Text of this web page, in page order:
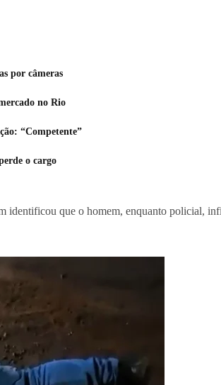
por câmeras
no Rio
“Competente”
o cargo
identificou que o homem, enquanto policial,